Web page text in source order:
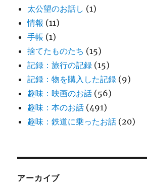
太公望のお話し (1)
情報 (11)
手帳 (1)
捨てたものたち (15)
記録：旅行の記録 (15)
記録：物を購入した記録 (9)
趣味：映画のお話 (56)
趣味：本のお話 (491)
趣味：鉄道に乗ったお話 (20)
アーカイブ